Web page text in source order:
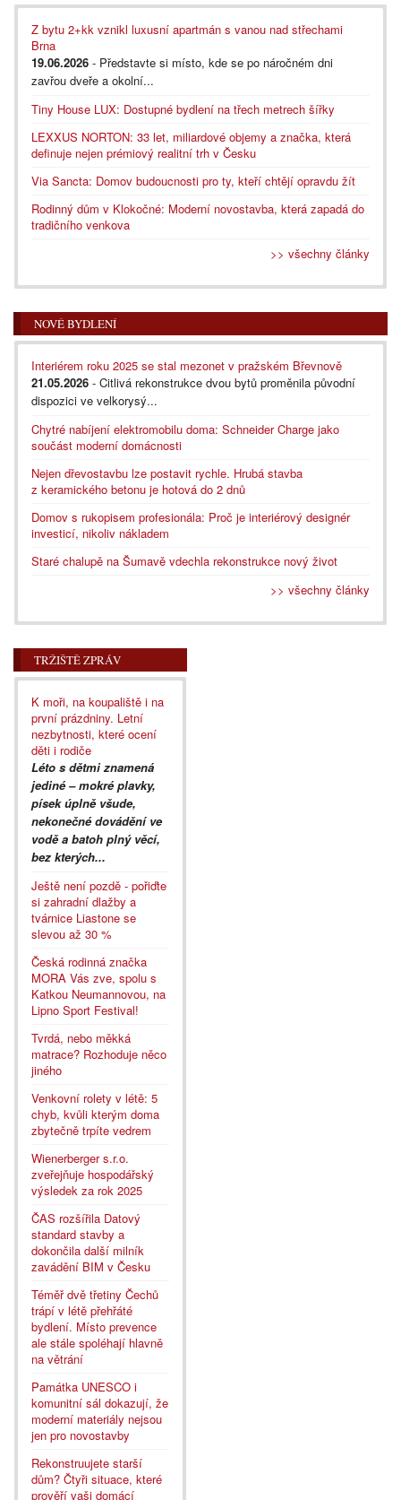
Z bytu 2+kk vznikl luxusní apartmán s vanou nad střechami
Brna
19.06.2026 - Představte si místo, kde se po náročném dni
zavřou dveře a okolní...
Tiny House LUX: Dostupné bydlení na třech metrech šířky
LEXXUS NORTON: 33 let, miliardové objemy a značka, která
definuje nejen prémiový realitní trh v Česku
Via Sancta: Domov budoucnosti pro ty, kteří chtějí opravdu žít
Rodinný dům v Klokočné: Moderní novostavba, která zapadá do
tradičního venkova
>> všechny články
NOVÉ BYDLENÍ
Interiérem roku 2025 se stal mezonet v pražském Břevnově
21.05.2026 - Citlivá rekonstrukce dvou bytů proměnila původní
dispozici ve velkorysý...
Chytré nabíjení elektromobilu doma: Schneider Charge jako
součást moderní domácnosti
Nejen dřevostavbu lze postavit rychle. Hrubá stavba
z keramického betonu je hotová do 2 dnů
Domov s rukopisem profesionála: Proč je interiérový designér
investicí, nikoliv nákladem
Staré chalupě na Šumavě vdechla rekonstrukce nový život
>> všechny články
TRŽIŠTĚ ZPRÁV
K moři, na koupaliště i na
první prázdniny. Letní
nezbytnosti, které ocení
děti i rodiče
Léto s dětmi znamená
jediné – mokré plavky,
písek úplně všude,
nekonečné dovádění ve
vodě a batoh plný věcí,
bez kterých...
Ještě není pozdě - pořiďte
si zahradní dlažby a
tvárnice Liastone se
slevou až 30 %
Česká rodinná značka
MORA Vás zve, spolu s
Katkou Neumannovou, na
Lipno Sport Festival!
Tvrdá, nebo měkká
matrace? Rozhoduje něco
jiného
Venkovní rolety v létě: 5
chyb, kvůli kterým doma
zbytečně trpíte vedrem
Wienerberger s.r.o.
zveřejňuje hospodářský
výsledek za rok 2025
ČAS rozšířila Datový
standard stavby a
dokončila další milník
zavádění BIM v Česku
Téměř dvě třetiny Čechů
trápí v létě přehřáté
bydlení. Místo prevence
ale stále spoléhají hlavně
na větrání
Památka UNESCO i
komunitní sál dokazují, že
moderní materiály nejsou
jen pro novostavby
Rekonstruujete starší
dům? Čtyři situace, které
prověří vaši domácí